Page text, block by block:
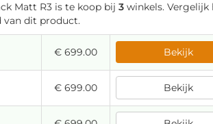
Matt R3 is te koop bij 3 winkels. Vergelijk
van dit product.
€ 699.00 Bekijk
€ 699.00 Bekijk